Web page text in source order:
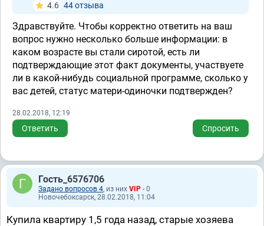
4.6 44 отзывa
Здравствуйте. Чтобы корректно ответить на ваш
вопрос нужно несколько больше информации: в
каком возрасте вы стали сиротой, есть ли
подтверждающие этот факт документы, участвуете
ли в какой-нибудь социальной программе, сколько у
вас детей, статус матери-одиночки подтвержден?
28.02.2018, 12:19
Ответить Спросить
Гость_6576706
Задано вопросов 4, из них VIP - 0
Новочебоксарск, 28.02.2018, 11:04
Купила квартиру 1,5 года назад, старые хозяева